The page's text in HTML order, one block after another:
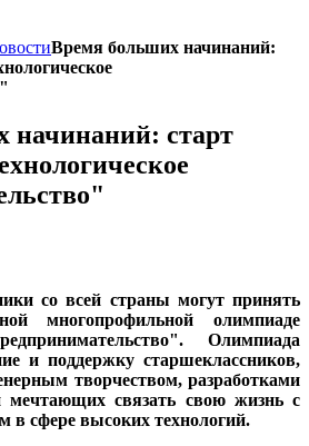
Время больших начинаний:
начинаний: старт
со всей страны могут принять
многопрофильной олимпиаде
Олимпиада
и поддержку старшеклассников,
творчеством, разработками
мечтающих связать свою жизнь с
в сфере высоких технологий.